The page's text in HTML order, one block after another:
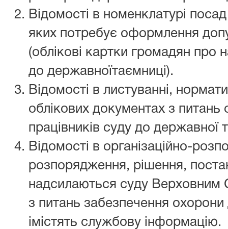
Відомості в номенклатурі
яких потребує оформлення
(облікові картки громадян про
до державноїтаємниці).
Відомості в листуванні,
облікових документах з
працівників суду до державної
Відомості в організаційно-
розпорядження, рішення,
надсилаються суду Верховним
з питань забезпечення
імістять службову інформацію.